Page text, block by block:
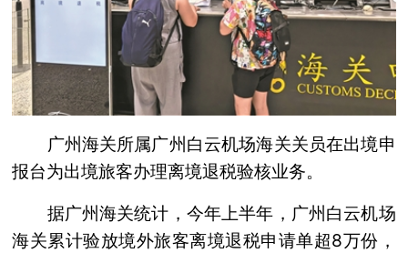
广州海关所属广州白云机场海关关员在出境申
报台为出境旅客办理离境退税验核业务。
据广州海关统计，今年上半年，广州白云机场
海关累计验放境外旅客离境退税申请单超8万份，